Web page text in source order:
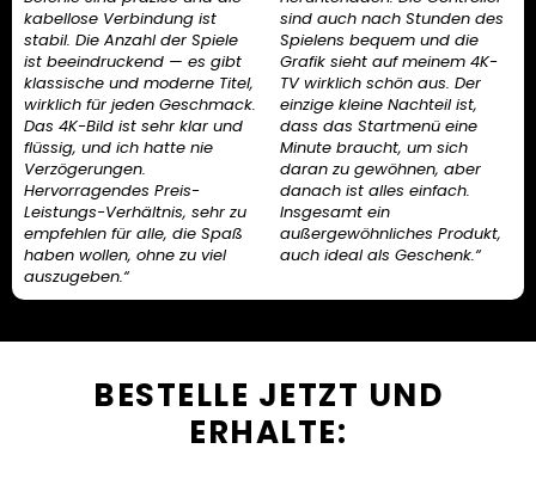
kabellose Verbindung ist
stabil. Die Anzahl der Spiele
ist beeindruckend — es gibt
klassische und moderne Titel,
wirklich für jeden Geschmack.
Das 4K-Bild ist sehr klar und
flüssig, und ich hatte nie
Verzögerungen.
Hervorragendes Preis-
Leistungs-Verhältnis, sehr zu
empfehlen für alle, die Spaß
haben wollen, ohne zu viel
auszugeben.“
sind auch nach Stunden des
Spielens bequem und die
Grafik sieht auf meinem 4K-
TV wirklich schön aus. Der
einzige kleine Nachteil ist,
dass das Startmenü eine
Minute braucht, um sich
daran zu gewöhnen, aber
danach ist alles einfach.
Insgesamt ein
außergewöhnliches Produkt,
auch ideal als Geschenk.“
BESTELLE JETZT UND
ERHALTE: